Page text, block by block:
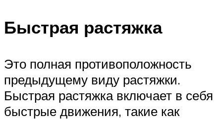
Быстрая растяжка
Это полная противоположность
предыдущему виду растяжки.
Быстрая растяжка включает в себя
быстрые движения, такие как